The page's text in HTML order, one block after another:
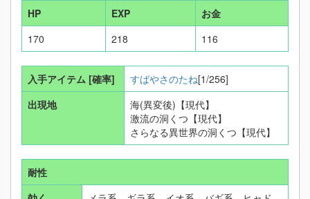
HP EXP
お金
170
218 116
入手アイテム [確率] すばやさのたね[1/256]
出現地
海(異変後)【現代】
激流の洞くつ【現代】
さらなる異世界の洞くつ【現代】
耐性